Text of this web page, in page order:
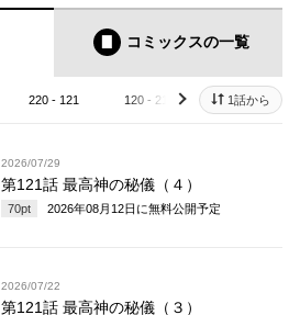
コミックスの一覧
220 - 121 120 - 21 20 - 1
next 1話から
2026/07/29
第121話 最高神の秘儀（４）
70pt 2026年08月12日 に無料公開予定
2026/07/22
第121話 最高神の秘儀（３）